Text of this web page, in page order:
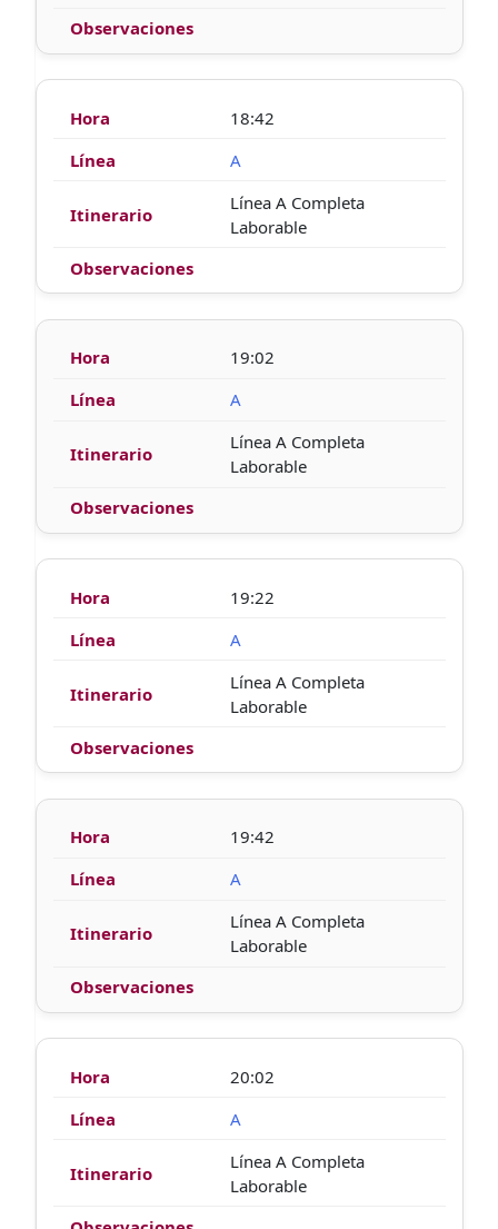
18:42
A
Línea A Completa
Laborable
19:02
A
Línea A Completa
Laborable
19:22
A
Línea A Completa
Laborable
19:42
A
Línea A Completa
Laborable
20:02
A
Línea A Completa
Laborable